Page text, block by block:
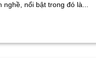
nghề, nổi bật trong đó là...